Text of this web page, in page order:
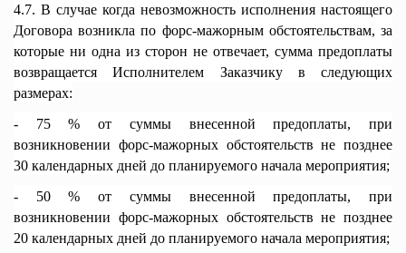
4.7. В случае когда невозможность исполнения настоящего
Договора возникла по форс-мажорным обстоятельствам, за
которые ни одна из сторон не отвечает, сумма предоплаты
возвращается Исполнителем Заказчику в следующих
размерах:
- 75 % от суммы внесенной предоплаты, при
возникновении форс-мажорных обстоятельств не позднее
30 календарных дней до планируемого начала мероприятия;
- 50 % от суммы внесенной предоплаты, при
возникновении форс-мажорных обстоятельств не позднее
20 календарных дней до планируемого начала мероприятия;